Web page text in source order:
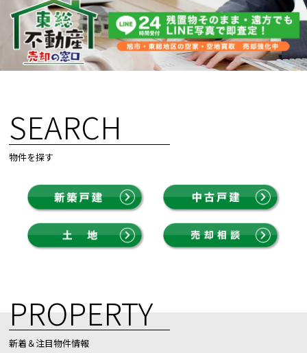
SEARCH
物件を探す
PROPERTY
新着＆注目物件情報